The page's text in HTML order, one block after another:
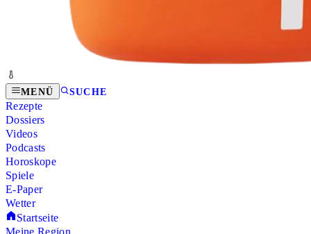
MENÜ SUCHE
Rezepte
Dossiers
Videos
Podcasts
Horoskope
Spiele
E-Paper
Wetter
Startseite